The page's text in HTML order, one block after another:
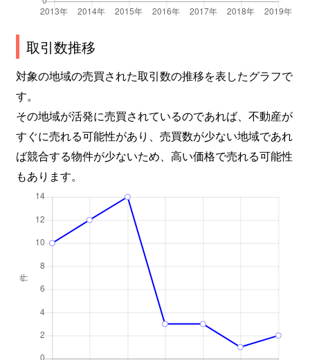
取引数推移
対象の地域の売買された取引数の推移を表したグラフで
す。
その地域が活発に売買されているのであれば、不動産が
すぐに売れる可能性があり、売買数が少ない地域であれ
ば競合する物件が少ないため、高い価格で売れる可能性
もあります。